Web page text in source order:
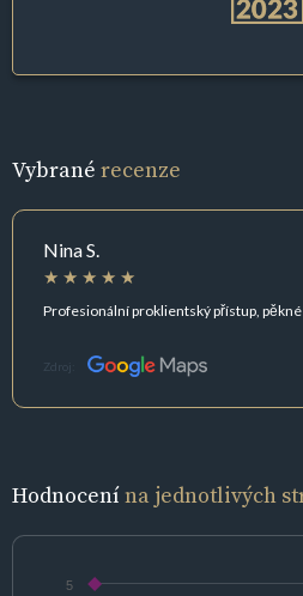
Vybrané recenze
Nina S.
Profesionální proklientský přístup,
Zdroj:
Hodnocenína jednotlivých
5